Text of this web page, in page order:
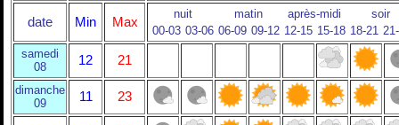
date Min Max
nuit matin après-midi
soir
00-03 03-06 06-09 09-12 12-15 15-18 18-21
samedi
08
12 21
dimanche
09
11 23